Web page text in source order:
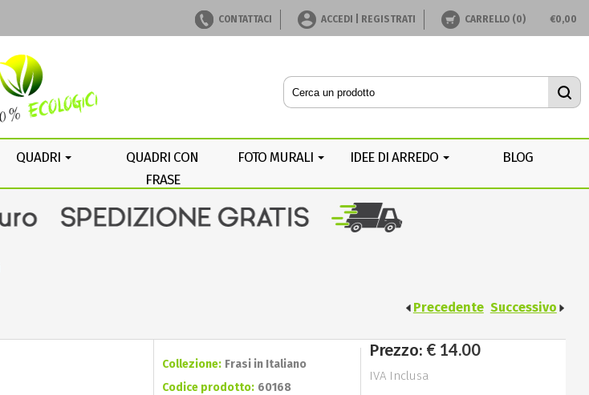
Precedente Successivo
Collezione: Frasi in Italiano
Codice prodotto: 60168
Prezzo: € 14.00
IVA Inclusa
CONTATTACI ACCEDI | REGISTRATI CARRELLO (0) €0,00
QUADRI
QUADRI CON
FRASE
FOTO MURALI IDEE DI ARREDO BLOG